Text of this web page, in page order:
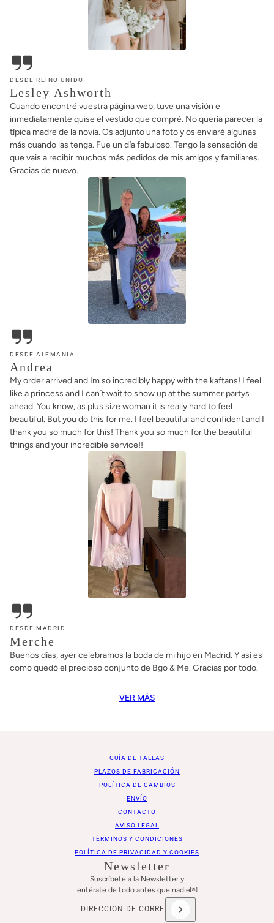
Lesley Ashworth
Cuando encontré vuestra página web, tuve una visión e
inmediatamente quise el vestido que compré. No quería parecer la
típica madre de la novia. Os adjunto una foto y os enviaré algunas
más cuando las tenga. Fue un día fabuloso. Tengo la sensación de
que vais a recibir muchos más pedidos de mis amigos y familiares.
Gracias de nuevo.
My order arrived and Im so incredibly happy with the kaftans! I feel
like a princess and I can´t wait to show up at the summer partys
ahead. You know, as plus size woman it is really hard to feel
beautiful. But you do this for me. I feel beautiful and confident and I
thank you so much for this! Thank you so much for the beautiful
things and your incredible service!!
Buenos días, ayer celebramos la boda de mi hijo en Madrid. Y así es
como quedó el precioso conjunto de Bgo & Me. Gracias por todo.
GUÍA DE TALLAS
PLAZOS DE FABRICACIÓN
POLÍTICA DE CAMBIOS
ENVÍO
CONTACTO
AVISO LEGAL
TÉRMINOS Y CONDICIONES
POLÍTICA DE PRIVACIDAD Y COOKIES
Newsletter
Suscríbete a la Newsletter y
entérate de todo antes que nadie💌
Dirección de correo electrónico
Este sitio está protegido por hCaptcha y se aplican